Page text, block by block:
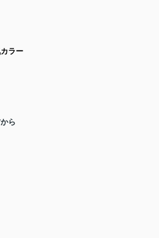
ラー
から